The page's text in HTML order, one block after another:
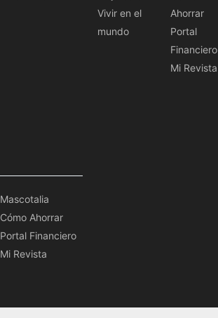
Vivir en el
mundo
Ahorrar
Portal
Financiero
Mi Revista
Mascotalia
Cómo Ahorrar
Portal Financiero
Mi Revista